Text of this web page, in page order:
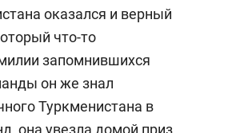
оказался и верный
что-то
запомнившихся
он же знал
Туркменистана в
она увезла домой приз